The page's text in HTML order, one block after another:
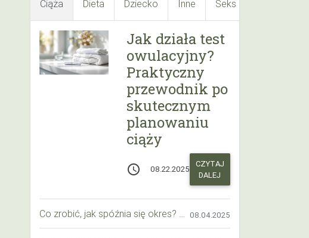
Ciąża Dieta Dziecko Inne Seks
Jak działa test
owulacyjny?
Praktyczny
przewodnik po
skutecznym
planowaniu
ciąży
access_time 08.22.2025
CZYTAJ
DALEJ
08.04.2025